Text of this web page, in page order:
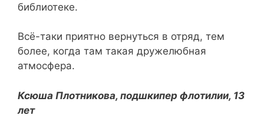
библиотеке.
Всё-таки приятно вернуться в отряд, тем
более, когда там такая дружелюбная
атмосфера.
Ксюша Плотникова, подшкипер флотилии, 13
лет